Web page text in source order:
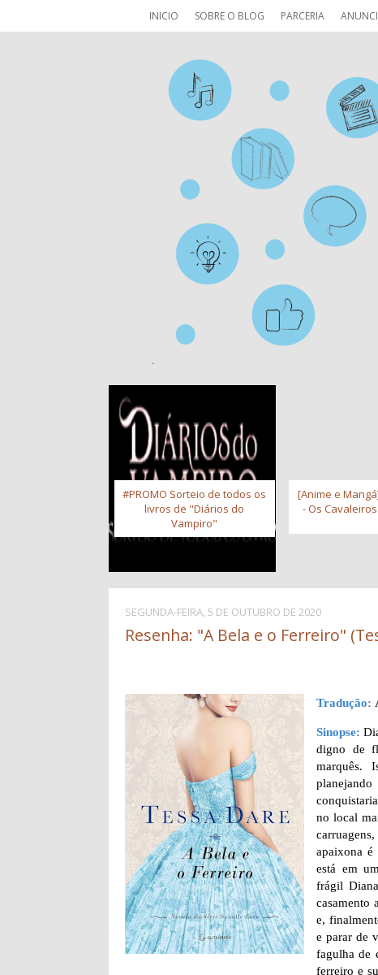
INICIO SOBRE O BLOG PARCERIA
#PROMO Sorteio de todos os
livros de "Diários do
Vampiro"
[Anime e
- Os
SEGUNDA-FEIRA, 5 DE OUTUBRO DE 2020
Resenha: "A Bela e o Ferreiro"
Tradução:
Sinopse:
digno de
marquês.
no local
apaixona
está em
frágil
casamento
e,
e parar de
fagulha de
ferreiro e